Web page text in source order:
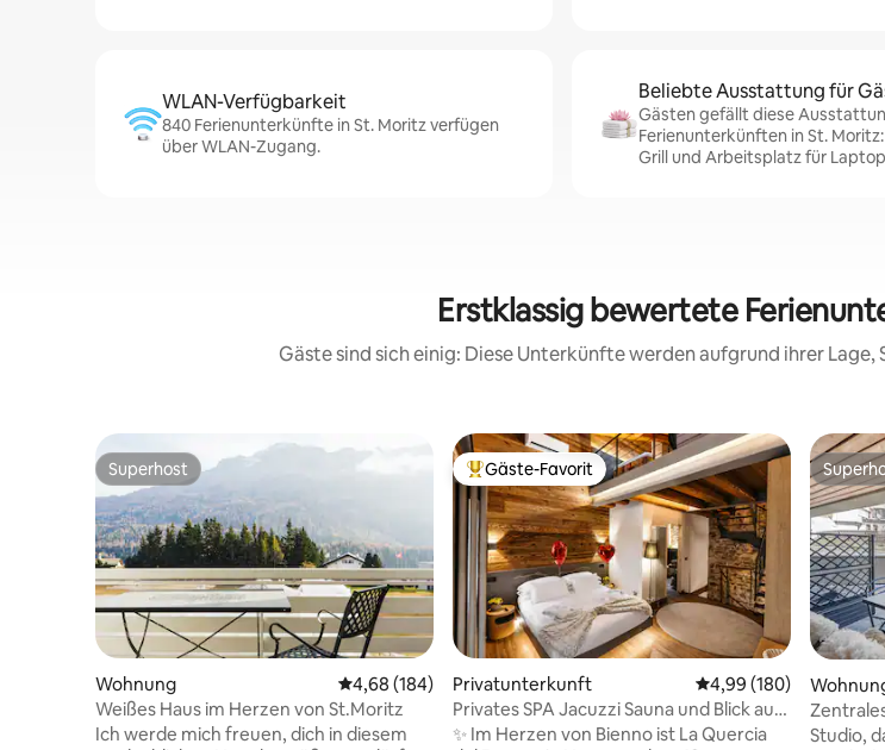
WLAN-Verfügbarkeit
840 Ferienunterkünfte in St. Moritz verfügen
über WLAN-Zugang.
Beliebte Ausstattung für
Gästen gefällt diese
Ferienunterkünften in St.
Grill und Arbeitsplatz für
Erstklassig bewertete
Gäste sind sich einig: Diese Unterkünfte werden aufgrund ihrer
Superhost
Superhost
Wohnung Durchschnittliche Bewertung: 4,68 von 5, 184 Bewertungen
4,68 (184)
Weißes Haus im Herzen von St.Moritz
Ich werde mich freuen, dich in diesem
Beliebter Gäste-Favorit.
Gäste-Favorit
Privatunterkunft Durchschnittliche
4,99 (180)
Privates SPA Jacuzzi Sauna und Blick auf
die Alpen Luxury Home
✨ Im Herzen von Bienno ist La Quercia
Studio,